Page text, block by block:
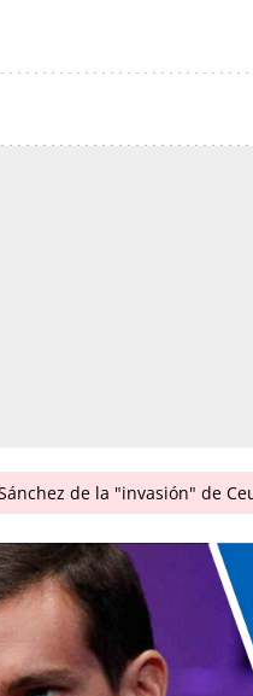
de la "invasión" de